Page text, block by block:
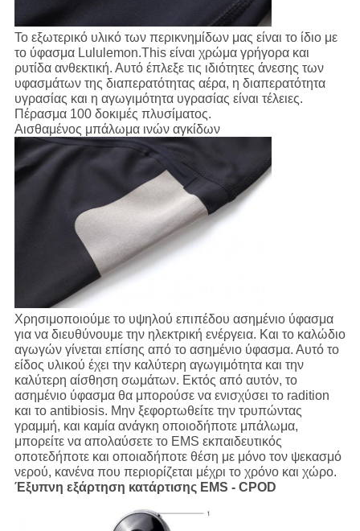
Το εξωτερικό υλικό των περικνημίδων μας είναι το ίδιο με
το ύφασμα Lululemon.This είναι χρώμα γρήγορα και
ρυτίδα ανθεκτική. Αυτό έπλεξε τις ιδιότητες άνεσης των
υφασμάτων της διαπερατότητας αέρα, η διαπερατότητα
υγρασίας και η αγωγιμότητα υγρασίας είναι τέλειες.
Πέρασμα 100 δοκιμές πλυσίματος.
Αισθαμένος μπάλωμα ινών αγκίδων
Χρησιμοποιούμε το υψηλού επιπέδου ασημένιο ύφασμα
για να διευθύνουμε την ηλεκτρική ενέργεια. Και το καλώδιο
αγωγών γίνεται επίσης από το ασημένιο ύφασμα. Αυτό το
είδος υλικού έχει την καλύτερη αγωγιμότητα και την
καλύτερη αίσθηση σωμάτων. Εκτός από αυτόν, το
ασημένιο ύφασμα θα μπορούσε να ενισχύσει το radition
και το antibiosis. Μην ξεφορτωθείτε την τρυπώντας
γραμμή, και καμία ανάγκη οποιοδήποτε μπάλωμα,
μπορείτε να απολαύσετε το EMS εκπαιδευτικός
οποτεδήποτε και οποιαδήποτε θέση με μόνο τον ψεκασμό
νερού, κανένα που περιορίζεται μέχρι το χρόνο και χώρο.
Έξυπνη εξάρτηση κατάρτισης EMS - CPOD